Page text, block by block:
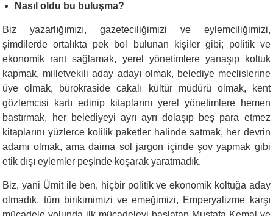
Nasıl oldu bu buluşma?
Biz yazarlığımızı, gazeteciliğimizi ve eylemciliğimizi,
şimdilerde ortalıkta pek bol bulunan kişiler gibi; politik ve
ekonomik rant sağlamak, yerel yönetimlere yanaşıp koltuk
kapmak, milletvekili aday adayı olmak, belediye meclislerine
üye olmak, bürokraside cakalı kültür müdürü olmak, kent
gözlemcisi kartı edinip kitaplarını yerel yönetimlere hemen
bastırmak, her belediyeyi ayrı ayrı dolaşıp beş para etmez
kitaplarını yüzlerce kolilik paketler halinde satmak, her devrin
adamı olmak, ama daima sol jargon içinde şov yapmak gibi
etik dışı eylemler peşinde koşarak yaratmadık.
Biz, yani Ümit ile ben, hiçbir politik ve ekonomik koltuğa aday
olmadık, tüm birikimimizi ve emeğimizi, Emperyalizme karşı